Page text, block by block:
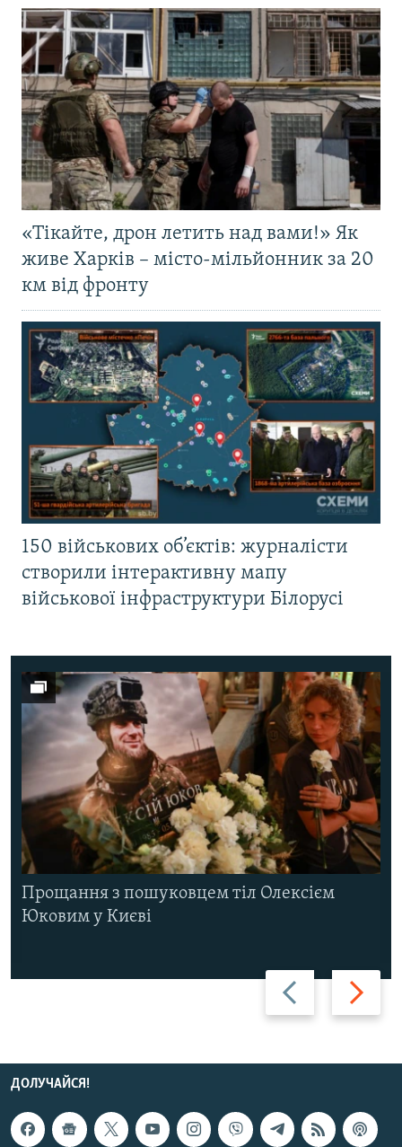
«Тікайте, дрон летить над вами!» Як
живе Харків – місто-мільйонник за 20
км від фронту
150 військових об’єктів: журналісти
створили інтерактивну мапу
військової інфраструктури Білорусі
Назад Вперед
Прощання з пошуковцем тіл Олексієм
Юковим у Києві
ДОЛУЧАЙСЯ!